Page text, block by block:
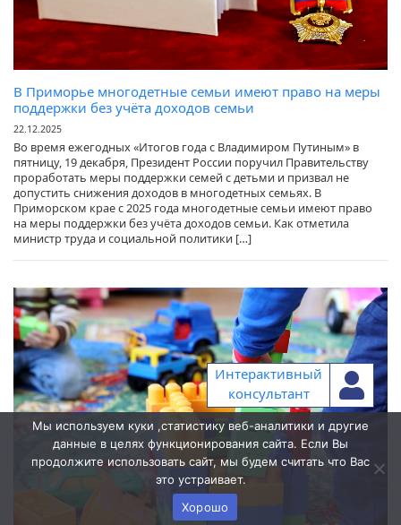
В Приморье многодетные семьи имеют право на меры
поддержки без учёта доходов семьи
22.12.2025
Во время ежегодных «Итогов года с Владимиром Путиным» в
пятницу, 19 декабря, Президент России поручил Правительству
проработать меры поддержки семей с детьми и призвал не
допустить снижения доходов в многодетных семьях. В
Приморском крае с 2025 года многодетные семьи имеют право
на меры поддержки без учёта доходов семьи. Как отметила
министр труда и социальной политики […]
Интерактивный
консультант
Мы используем куки ,статистику веб-аналитики и другие
данные в целях функционирования сайта. Если Вы
продолжите использовать сайт, мы будем считать что Вас
это устраивает.
Хорошо